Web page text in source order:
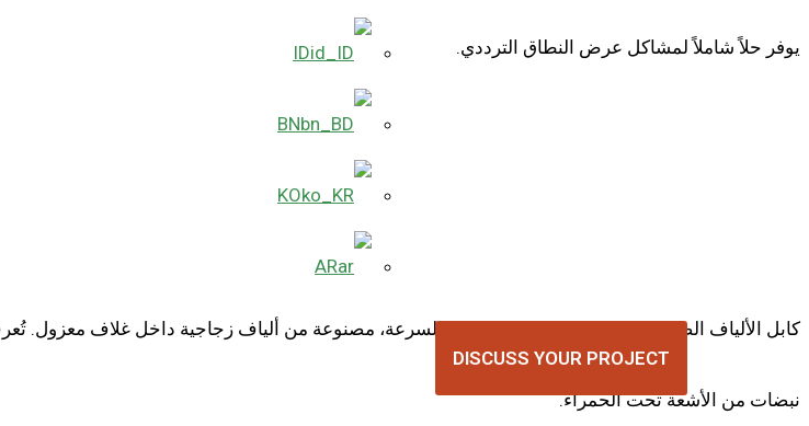
ID
BN
KO
AR
DISCUSS YOUR PROJECT
يوفر حلاً شاملاً لمشاكل عرض النطاق الترددي.
كابل الألياف الضوئية هو وسيلة نقل بيانات عالية السرعة، مصنوعة من ألياف زجاجية داخل غلاف معزول.
نبضات من الأشعة تحت الحمراء.